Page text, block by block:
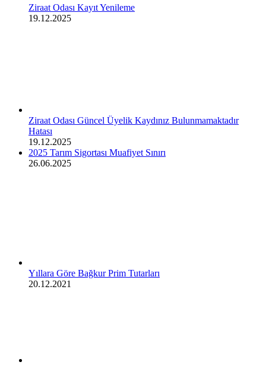
Ziraat Odası Kayıt Yenileme
19.12.2025
Ziraat Odası Güncel Üyelik Kaydınız Bulunmamaktadır
Hatası
19.12.2025
2025 Tarım Sigortası Muafiyet Sınırı
26.06.2025
Yıllara Göre Bağkur Prim Tutarları
20.12.2021